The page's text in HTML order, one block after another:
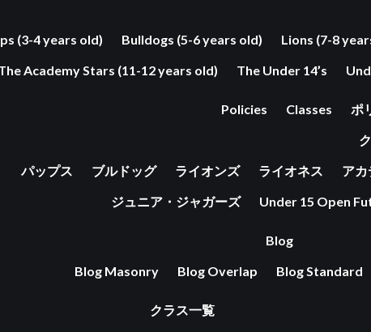
(3-4 years old)
Bulldogs (5-6 years old) Lions (7-8
Academy Stars (11-12 years old)
The Under 14’s
Policies Classes ポ
パップス
ブルドッグ ライオンズ ライオネス アカ
ジュニア・ジャガーズ
Under 15 Open
Blog
Blog Masonry
Blog Overlap Blog Standard
クラス一覧